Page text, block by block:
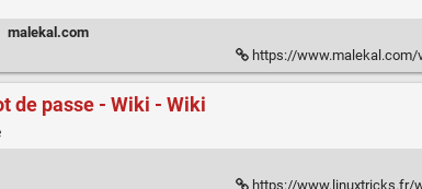
malekal.com
https://www.malekal.com/vpn-tor-et-
de passe - Wiki - Wiki
https://www.linuxtricks.fr/wiki/